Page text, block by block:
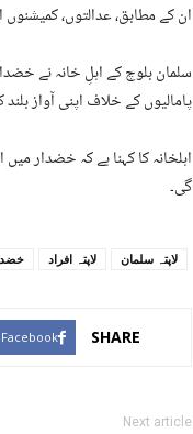
ان کے مطابق، عدالتوں،
سلمان بلوچ کے اہلِ خانہ نے
پامالیوں کے خلاف اپنی آواز بلند
اہلخانہ کا کہنا ہے کہ خضدار
گی۔
لاپتہ افراد لاپتہ سلمان
SHARE
Facebook
Next article